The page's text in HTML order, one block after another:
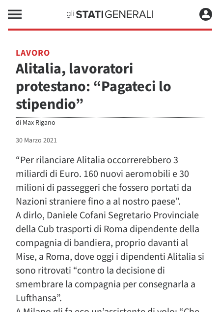
LAVORO
Alitalia, lavoratori
protestano: “Pagateci lo
stipendio”
di Max Rigano
30 Marzo 2021
“Per rilanciare Alitalia occorrerebbero 3
miliardi di Euro. 160 nuovi aeromobili e 30
milioni di passeggeri che fossero portati da
Nazioni straniere fino a al nostro paese”.
A dirlo, Daniele Cofani Segretario Provinciale
della Cub trasporti di Roma dipendente della
compagnia di bandiera, proprio davanti al
Mise, a Roma, dove oggi i dipendenti Alitalia si
sono ritrovati “contro la decisione di
smembrare la compagnia per consegnarla a
Lufthansa”.